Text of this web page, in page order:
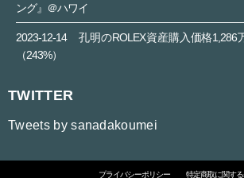
ング』＠ハワイ
2023-12-14
孔明のROLEX資産購入価格
（243%）
TWITTER
Tweets by sanadakoumei
プライバシーポリシー 特定商取に関す